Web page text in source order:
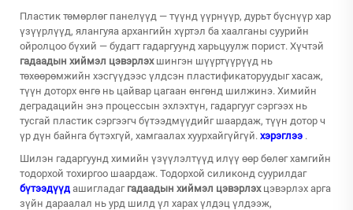
Пластик төмөрлөг панелүүд — түүнд үүрнүүр, дурьт бүснүүр хар
үзүүрлүүд, ялангуяа архангийн хүртэл ба хаалганы суурийн
ойролцоо бүхий — будагт гадаргуунд харьцуулж порист. Хүчтэй
гадаадын хиймэл цэвэрлэх шингэн шүүртүүрүүд нь
төхөөрөмжийн хэсгүүдээс үлдсэн пластификаторуудыг хасаж,
түүн доторх өнгө нь цайвар цагаан өнгөнд шилжинэ. Химийн
деградацийн энэ процессын эхлэхтүн, гадаргууг сэргээх нь
тусгай пластик сэргээгч бүтээдмүүдийг шаардаж, түүн дотор ч
үр дүн байнга бүтэхгүй, хамгаалах хуурхайгүйгүй. хэрэглээ .
Шилэн гадаргуунд химийн үзүүлэлтүүд илүү өөр бөлөг хамгийн
тодорхой тохиргоо шаардаж. Тодорхой силиконд суурилдаг
бүтээдүүд ашигладаг гадаадын хиймэл цэвэрлэх цэвэрлэх арга
зүйн дараалал нь урд шилд үл харах үлдэц үлдээж,